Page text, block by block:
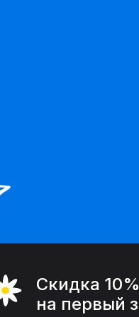
Скидка 10%
на первый